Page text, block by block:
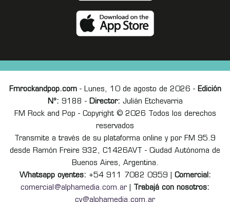
Fmrockandpop.com- Lunes, 10 de agosto de 2026 - Edición
Nº: 9188 - Director: Julián Etchevarria
FM Rock and Pop - Copyright © 2026 Todos los derechos
reservados
Transmite a través de su plataforma online y por FM 95.9
desde Ramón Freire 932, C1426AVT - Ciudad Autónoma de
Buenos Aires, Argentina.
Whatsapp oyentes: +54 911 7082 0959 | Comercial:
comercial@alphamedia.com.ar
Trabajá con nosotros:
cv@alphamedia.com.ar